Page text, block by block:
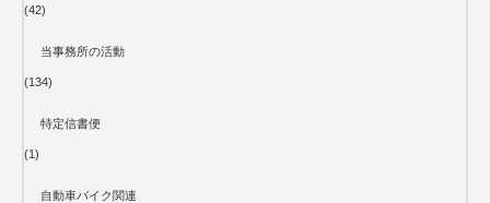
(42)
当事務所の活動
(134)
特定信書便
(1)
自動車バイク関連